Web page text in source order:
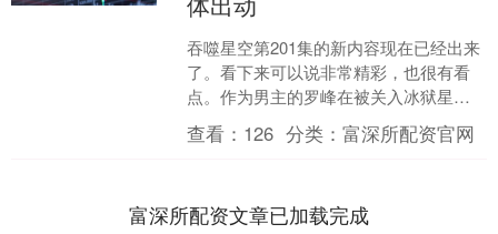
吞噬星空第201集的新内容现在已经出来
了。看下来可以说非常精彩，也很有看
点。作为男主的罗峰在被关入冰狱星之
后也终于是做出了决定，决定大闹冰狱
星。 因为他只有这样....
查看： 126 分类：富深所配资官网
富深所配资文章已加载完成